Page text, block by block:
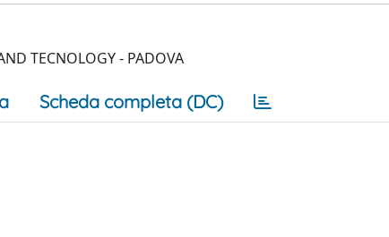
TECNOLOGY - PADOVA
Scheda completa (DC)